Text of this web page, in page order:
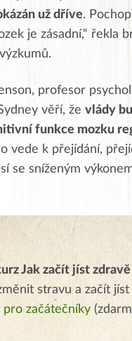
už dříve.
je zásadní,“ řekla
profesor
věří, že vlády
funkce mozku
vede k přejídání,
se sníženým
Jak začít jíst zdravě
stravu a začít
pro začátečníky